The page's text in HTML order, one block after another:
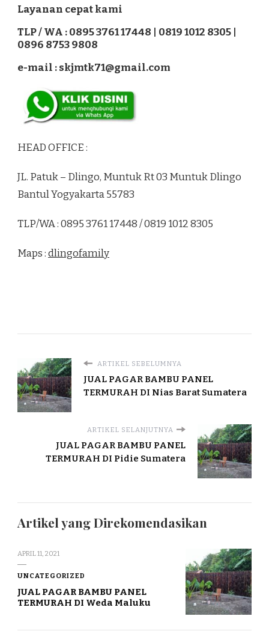
Layanan cepat kami
TLP / WA : 0895 3761 17448 | 0819 1012 8305 |
0896 8753 9808
e-mail : skjmtk71@gmail.com
HEAD OFFICE :
JL. Patuk – Dlingo, Muntuk Rt 03 Muntuk Dlingo
Bantul Yogyakarta 55783
TLP/WA : 0895 3761 17448 / 0819 1012 8305
Maps :dlingofamily
ARTIKEL SEBELUMNYA
JUAL PAGAR BAMBU PANEL
TERMURAH DI Nias Barat Sumatera
ARTIKEL SELANJUTNYA
JUAL PAGAR BAMBU PANEL
TERMURAH DI Pidie Sumatera
Artikel yang Direkomendasikan
APRIL 11, 2021
UNCATEGORIZED
JUAL PAGAR BAMBU PANEL
TERMURAH DI Weda Maluku